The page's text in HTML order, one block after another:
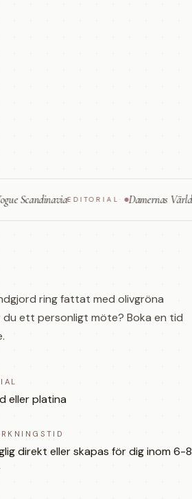
EDITORIAL· Damernas Värld cover
ring fattat med olivgröna
du ett personligt möte? Boka en tid
eller platina
direkt eller skapas för dig inom 6-8